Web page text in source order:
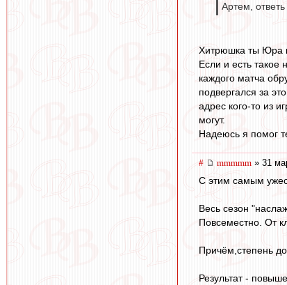
Артем,
Хитрюшка ты Юра
Если и есть такое
каждого матча
подвергался за
адрес кого-то из
могут.
Надеюсь я помог
# mmmmm » 31
С этим самым
Весь сезон
Повсеместно. От
Причём,степень
Результат -